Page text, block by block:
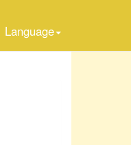
Language